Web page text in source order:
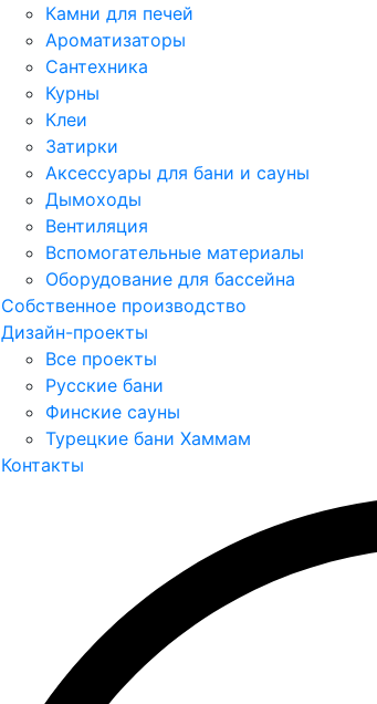
Камни для печей
Ароматизаторы
Сантехника
Курны
Клеи
Затирки
Аксессуары для бани и сауны
Дымоходы
Вентиляция
Вспомогательные материалы
Оборудование для бассейна
Собственное производство
Дизайн-проекты
Все проекты
Русские бани
Финские сауны
Турецкие бани Хаммам
Контакты